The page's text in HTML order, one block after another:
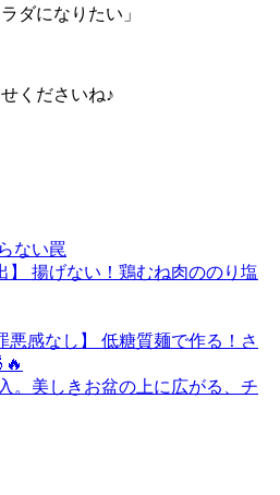
ダになりたい」
くださいね♪
ない罠
】 揚げない！鶏むね肉ののり塩
悪感なし】 低糖質麺で作る！さ
。美しきお盆の上に広がる、チ